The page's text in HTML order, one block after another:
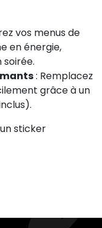
vos menus de
en énergie,
: Remplacez
grâce à un
sticker